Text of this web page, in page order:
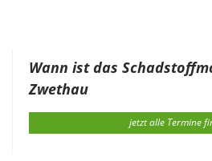
Wann ist das
Zwethau
jetzt alle Termine